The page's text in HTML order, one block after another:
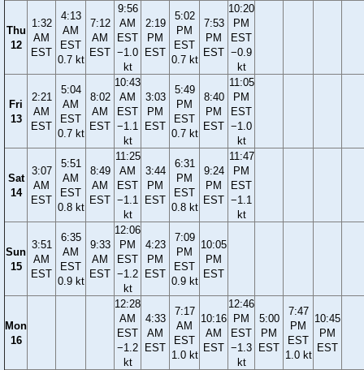
Thu
12
1:32
AM
EST
4:13
AM
EST
0.7 kt
7:12
AM
EST
9:56
AM
EST
−1.0
kt
2:19
PM
EST
5:02
PM
EST
0.7 kt
7:53
PM
EST
10:20
PM
EST
−0.9
kt
Fri
13
2:21
AM
EST
5:04
AM
EST
0.7 kt
8:02
AM
EST
10:43
AM
EST
−1.1
kt
3:03
PM
EST
5:49
PM
EST
0.7 kt
8:40
PM
EST
11:05
PM
EST
−1.0
kt
Sat
14
3:07
AM
EST
5:51
AM
EST
0.8 kt
8:49
AM
EST
11:25
AM
EST
−1.1
kt
3:44
PM
EST
6:31
PM
EST
0.8 kt
9:24
PM
EST
11:47
PM
EST
−1.1
kt
Sun
15
3:51
AM
EST
6:35
AM
EST
0.9 kt
9:33
AM
EST
12:06
PM
EST
−1.2
kt
4:23
PM
EST
7:09
PM
EST
0.9 kt
10:05
PM
EST
Mon
16
12:28
AM
EST
−1.2
kt
4:33
AM
EST
7:17
AM
EST
1.0 kt
10:16
AM
EST
12:46
PM
EST
−1.3
kt
5:00
PM
EST
7:47
PM
EST
1.0 kt
10:45
PM
EST